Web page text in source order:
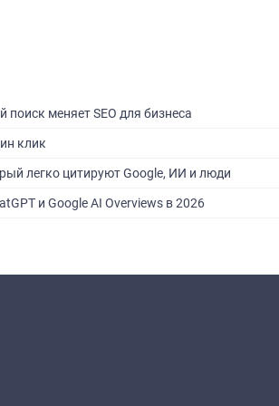
поиск меняет SEO для бизнеса
клик
легко цитируют Google, ИИ и люди
и Google AI Overviews в 2026